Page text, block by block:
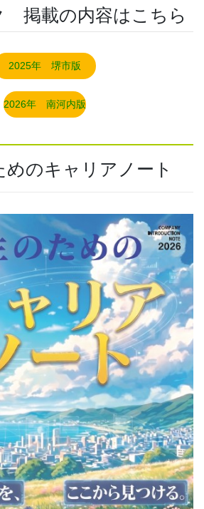
掲載の内容はこちら
2025年 堺市版
2026年 南河内版
めのキャリアノート